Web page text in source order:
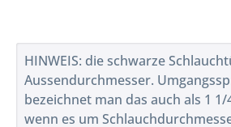
HINWEIS: die schwarze
Aussendurchmesser.
bezeichnet man das auch als 1
wenn es um